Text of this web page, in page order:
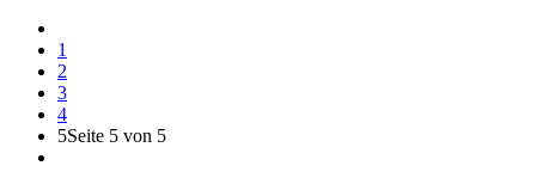
1
2
3
4
5Seite 5 von 5